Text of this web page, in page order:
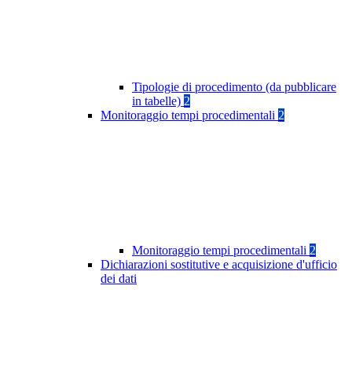
Tipologie di procedimento (da pubblicare
in tabelle) 2
Monitoraggio tempi procedimentali 2
Monitoraggio tempi procedimentali 2
Dichiarazioni sostitutive e acquisizione d'ufficio
dei dati